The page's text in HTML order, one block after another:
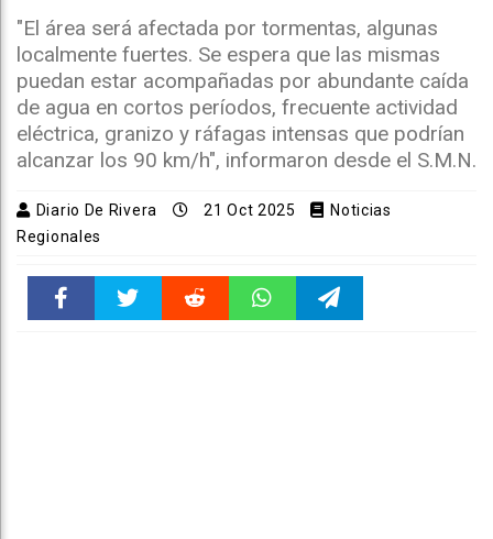
"El área será afectada por tormentas, algunas
localmente fuertes. Se espera que las mismas
puedan estar acompañadas por abundante caída
de agua en cortos períodos, frecuente actividad
eléctrica, granizo y ráfagas intensas que podrían
alcanzar los 90 km/h", informaron desde el S.M.N.
Diario De Rivera 21 Oct 2025
Noticias
Regionales